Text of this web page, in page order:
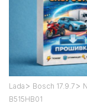
Lada > Bosch 17.9.7 >
B515HB01